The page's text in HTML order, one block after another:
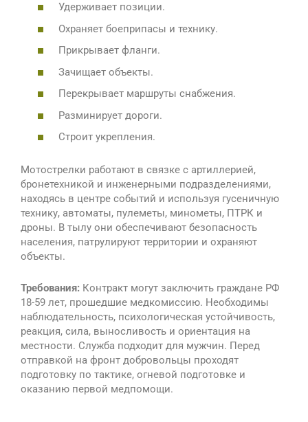
Удерживает позиции.
Охраняет боеприпасы и технику.
Прикрывает фланги.
Зачищает объекты.
Перекрывает маршруты снабжения.
Разминирует дороги.
Строит укрепления.
Мотострелки работают в связке с артиллерией,
бронетехникой и инженерными подразделениями,
находясь в центре событий и используя гусеничную
технику, автоматы, пулеметы, минометы, ПТРК и
дроны. В тылу они обеспечивают безопасность
населения, патрулируют территории и охраняют
объекты.
Требования: Контракт могут заключить граждане РФ
18-59 лет, прошедшие медкомиссию. Необходимы
наблюдательность, психологическая устойчивость,
реакция, сила, выносливость и ориентация на
местности. Служба подходит для мужчин. Перед
отправкой на фронт добровольцы проходят
подготовку по тактике, огневой подготовке и
оказанию первой медпомощи.